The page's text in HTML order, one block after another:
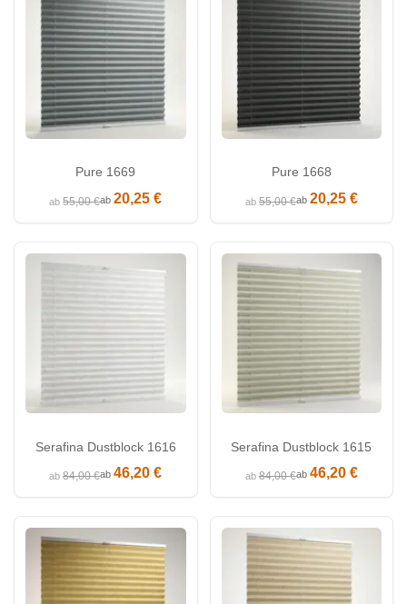
Pure 1669
ab55,00 €ab20,25 €
Pure 1668
ab55,00 €ab 20,25 €
Serafina Dustblock 1616
ab84,00 €ab46,20 €
Serafina Dustblock 1615
ab84,00 €ab 46,20 €